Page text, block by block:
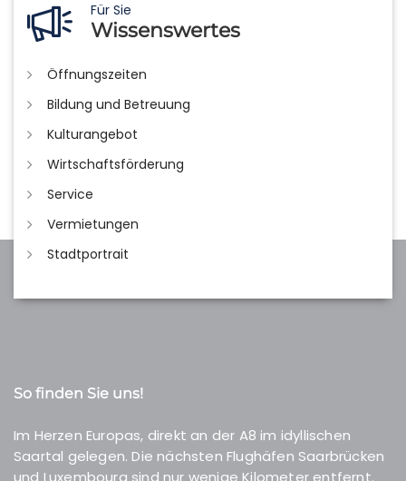
Für Sie
Wissenswertes
Öffnungszeiten
Bildung und Betreuung
Kulturangebot
Wirtschaftsförderung
Service
Vermietungen
Stadtportrait
So finden Sie uns!
Im Herzen Europas, direkt an der A8 im idyllischen
Saartal gelegen. Die nächsten Flughäfen Saarbrücken
und Luxembourg sind nur wenige Kilometer entfernt.